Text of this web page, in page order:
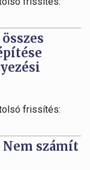
frissítés:
számít